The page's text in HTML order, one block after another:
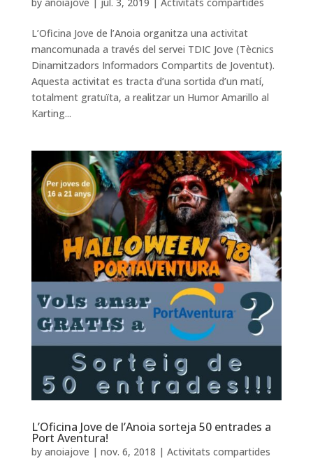
L’Oficina Jove de l’Anoia organitza una activitat
mancomunada a través del servei TDIC Jove (Tècnics
Dinamitzadors Informadors Compartits de Joventut).
Aquesta activitat es tracta d’una sortida d’un matí,
totalment gratuïta, a realitzar un Humor Amarillo al
Karting...
L’Oficina Jove de l’Anoia sorteja 50 entrades a
Port Aventura!
by anoiajove | nov. 6, 2018 | Activitats compartides